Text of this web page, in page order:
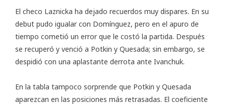
El checo Laznicka ha dejado recuerdos muy dispares. En su
debut pudo igualar con Domínguez, pero en el apuro de
tiempo cometió un error que le costó la partida. Después
se recuperó y venció a Potkin y Quesada; sin embargo, se
despidió con una aplastante derrota ante Ivanchuk.
En la tabla tampoco sorprende que Potkin y Quesada
aparezcan en las posiciones más retrasadas. El coeficiente